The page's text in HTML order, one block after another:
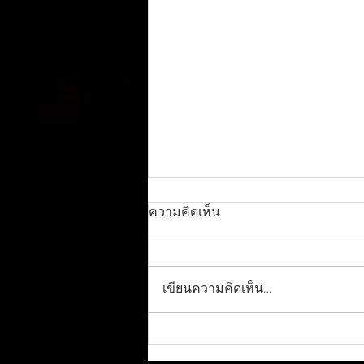
สุดเศร้า! พบร่างแล้ว "ฮลุน
ความคิดเห็น
เขียนความคิดเห็น…